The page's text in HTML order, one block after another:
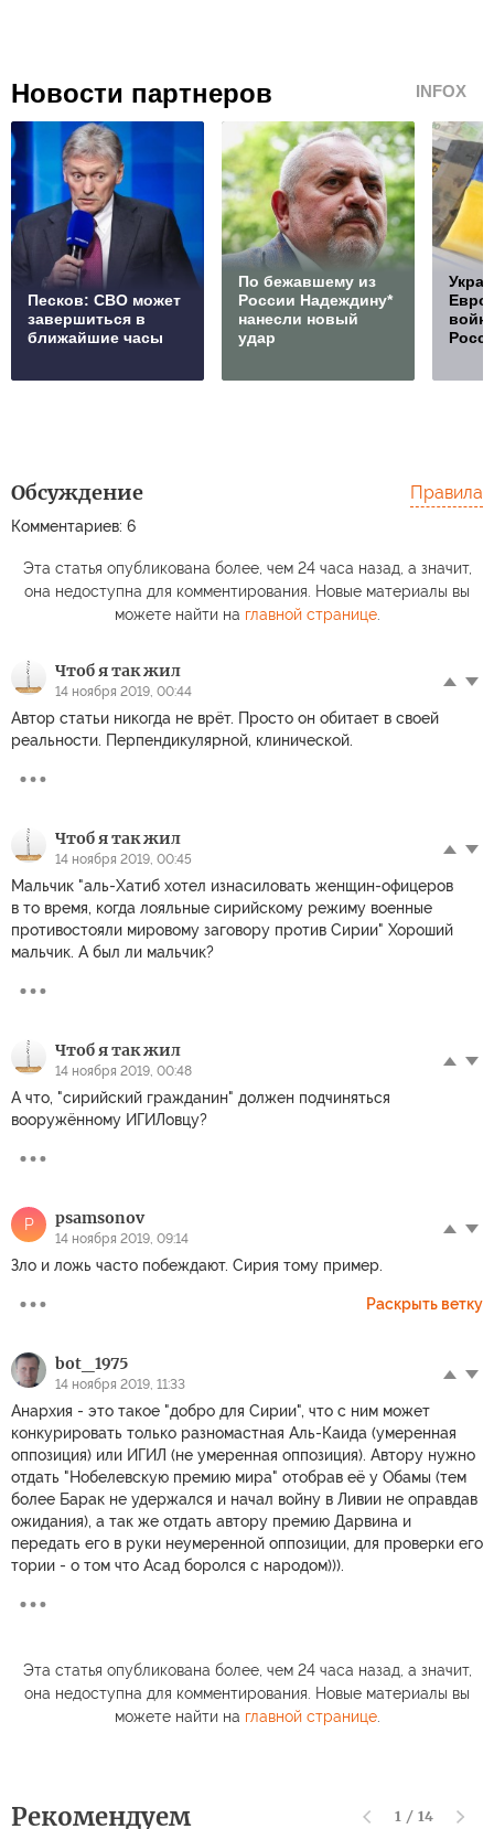
Новости партнеров INFOX
Песков: СВО может
завершиться в
ближайшие часы
По бежавшему из
России Надеждину*
нанесли новый
удар
Обсуждение
Комментариев: 6
Правила
Эта статья опубликована более, чем 24 часа назад, а значит,
она недоступна для комментирования. Новые материалы вы
можете найти на главной странице.
Чтоб я так жил
14 ноября 2019, 00:44
Автор статьи никогда не врёт. Просто он обитает в своей
реальности. Перпендикулярной, клинической.
Чтоб я так жил
14 ноября 2019, 00:45
Мальчик "аль-Хатиб хотел изнасиловать женщин-офицеров
в то время, когда лояльные сирийскому режиму военные
противостояли мировому заговору против Сирии" Хороший
мальчик. А был ли мальчик?
Чтоб я так жил
14 ноября 2019, 00:48
А что, "сирийский гражданин" должен подчиняться
вооружённому ИГИЛовцу?
P psamsonov
14 ноября 2019, 09:14
Зло и ложь часто побеждают. Сирия тому пример.
Раскрыть ветку
bot_1975
14 ноября 2019, 11:33
Анархия - это такое "добро для Сирии", что с ним может
конкурировать только разномастная Аль-Каида (умеренная
оппозиция) или ИГИЛ (не умеренная оппозиция). Автору нужно
отдать "Нобелевскую премию мира" отобрав её у Обамы (тем
более Барак не удержался и начал войну в Ливии не оправдав
ожидания), а так же отдать автору премию Дарвина и
передать его в руки неумеренной оппозиции, для проверки его
тории - о том что Асад боролся с народом))).
Эта статья опубликована более, чем 24 часа назад, а значит,
она недоступна для комментирования. Новые материалы вы
можете найти на главной странице.
Рекомендуем 1 / 14